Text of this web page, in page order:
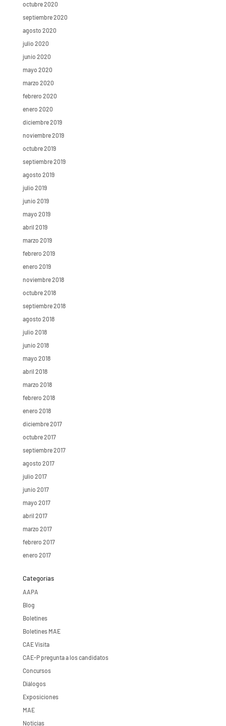
octubre 2020
septiembre 2020
agosto 2020
julio 2020
junio 2020
mayo 2020
marzo 2020
febrero 2020
enero 2020
diciembre 2019
noviembre 2019
octubre 2019
septiembre 2019
agosto 2019
julio 2019
junio 2019
mayo 2019
abril 2019
marzo 2019
febrero 2019
enero 2019
noviembre 2018
octubre 2018
septiembre 2018
agosto 2018
julio 2018
junio 2018
mayo 2018
abril 2018
marzo 2018
febrero 2018
enero 2018
diciembre 2017
octubre 2017
septiembre 2017
agosto 2017
julio 2017
junio 2017
mayo 2017
abril 2017
marzo 2017
febrero 2017
enero 2017
Categorías
AAPA
Blog
Boletines
Boletines MAE
CAE Visita
CAE-P pregunta a los candidatos
Concursos
Diálogos
Exposiciones
MAE
Noticias